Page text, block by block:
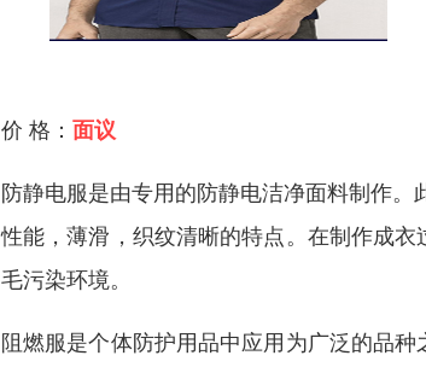
价 格： 面议
防静电服是由专用的防静电洁净面料制作
性能，薄滑，织纹清晰的特点。在制作成
毛污染环境。
阻燃服是个体防护用品中应用为广泛的品